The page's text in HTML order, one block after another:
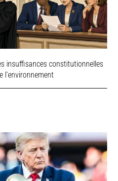
insuffisances constitutionnelles
l’environnement